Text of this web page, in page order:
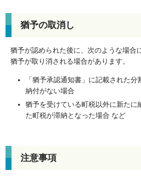
猶予の取消し
猶予が認められた後に、次のような場合
猶予が取り消される場合があります。
「猶予承認通知書」に記載された
納付がない場合
猶予を受けている町税以外に新たに
た町税が滞納となった場合 など
注意事項